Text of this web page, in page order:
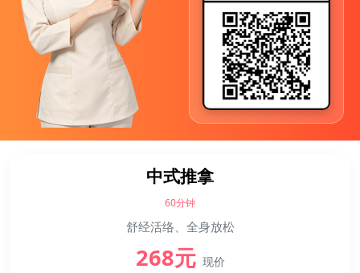
中式推拿
60分钟
舒经活络、全身放松
268元 现价